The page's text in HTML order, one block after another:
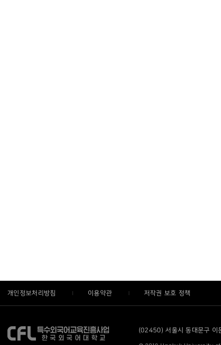
개인정보처리방침 이용약관 저작권 보호 정책
(02450) 서울시 동대문구